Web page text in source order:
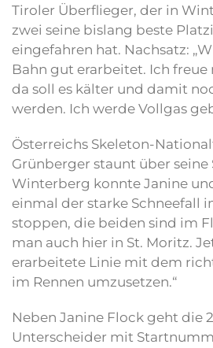
Tiroler Überflieger, der in
zwei seine bislang beste
eingefahren hat. Nachsatz:
Bahn gut erarbeitet. Ich
da soll es kälter und damit
werden. Ich werde Vollgas
Österreichs Skeleton-
Grünberger staunt über seine
Winterberg konnte Janine
einmal der starke Schneefall
stoppen, die beiden sind im
man auch hier in St. Moritz.
erarbeitete Linie mit dem
im Rennen umzusetzen.“
Neben Janine Flock geht die
Unterscheider mit